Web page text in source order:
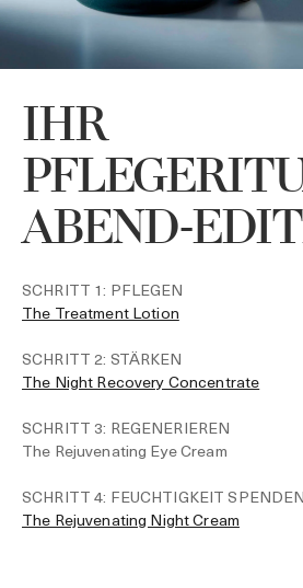
IHR
ABEND-
SCHRITT 1: PFLEGEN
The Treatment Lotion
SCHRITT 2: STÄRKEN
The Night Recovery Concentrate
SCHRITT 3: REGENERIEREN
The Rejuvenating Eye Cream
SCHRITT 4: FEUCHTIGKEIT SPENDEN
The Rejuvenating Night Cream